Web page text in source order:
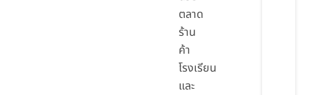
ตลาด
ร้าน
ค้า
โรงเรียน
และ